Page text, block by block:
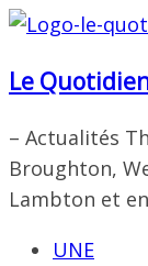
Passer
contenu
Le
– Actualités
Broughton,
Lambton et
UNE